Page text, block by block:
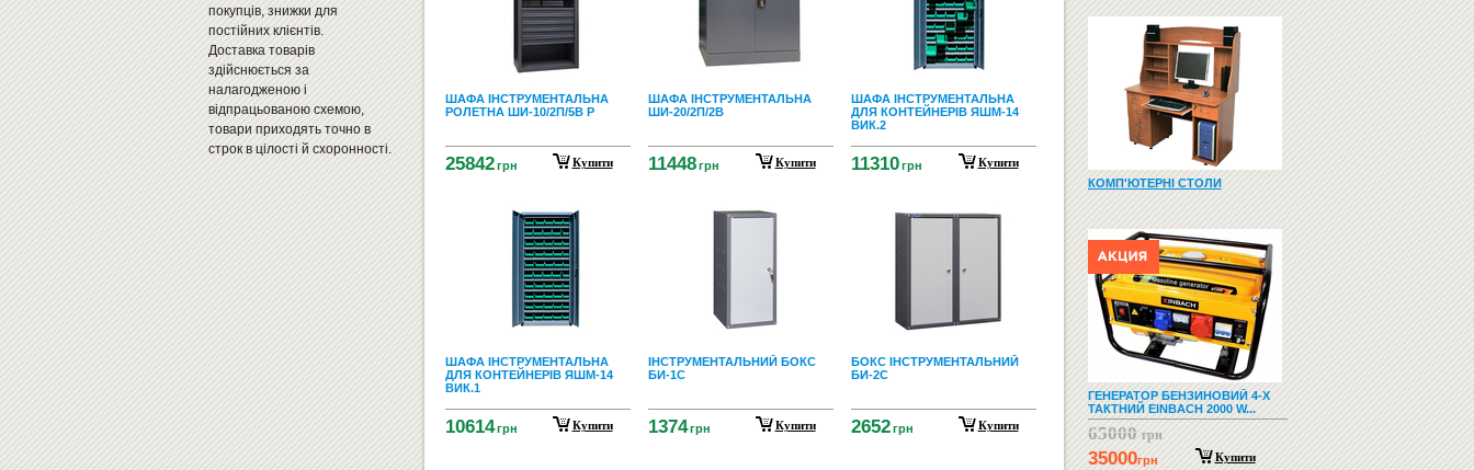
покупців, знижки для
постійних клієнтів.
Доставка товарів
здійснюється за
налагодженою і
відпрацьованою схемою,
товари приходять точно в
строк в цілості й схоронності.
ШАФА ІНСТРУМЕНТАЛЬНА
РОЛЕТНА ШИ-10/2П/5В Р
25842 грн Купити
ШАФА ІНСТРУМЕНТАЛЬНА
ШИ-20/2П/2В
11448 грн Купити
ШАФА ІНСТРУМЕНТАЛЬНА
ДЛЯ КОНТЕЙНЕРІВ ЯШМ-14
ВИК.2
11310 грн Купити
ШАФА ІНСТРУМЕНТАЛЬНА
ДЛЯ КОНТЕЙНЕРІВ ЯШМ-14
ВИК.1
10614 грн Купити
ІНСТРУМЕНТАЛЬНИЙ БОКС
БИ-1С
1374 грн Купити
БОКС ІНСТРУМЕНТАЛЬНИЙ
БИ-2С
2652 грн Купити
КОМП'ЮТЕРНІ СТОЛИ
ГЕНЕРАТОР БЕНЗИНОВИЙ 4-Х
ТАКТНИЙ EINBACH 2000 W...
65000 грн
35000грн Купити